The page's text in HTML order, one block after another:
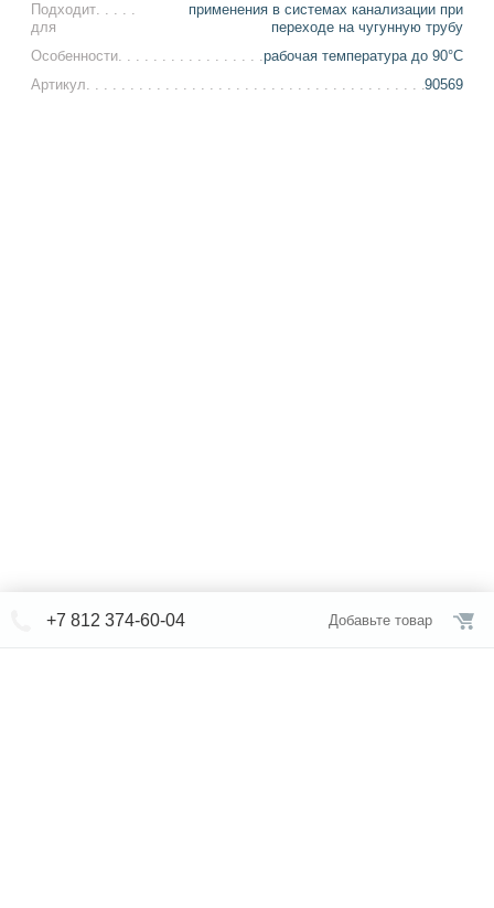
Подходит
для
применения в системах канализации при
переходе на чугунную трубу
Особенности
рабочая температура до 90°C
Артикул
90569
+7 812 374-60-04 Добавьте товар